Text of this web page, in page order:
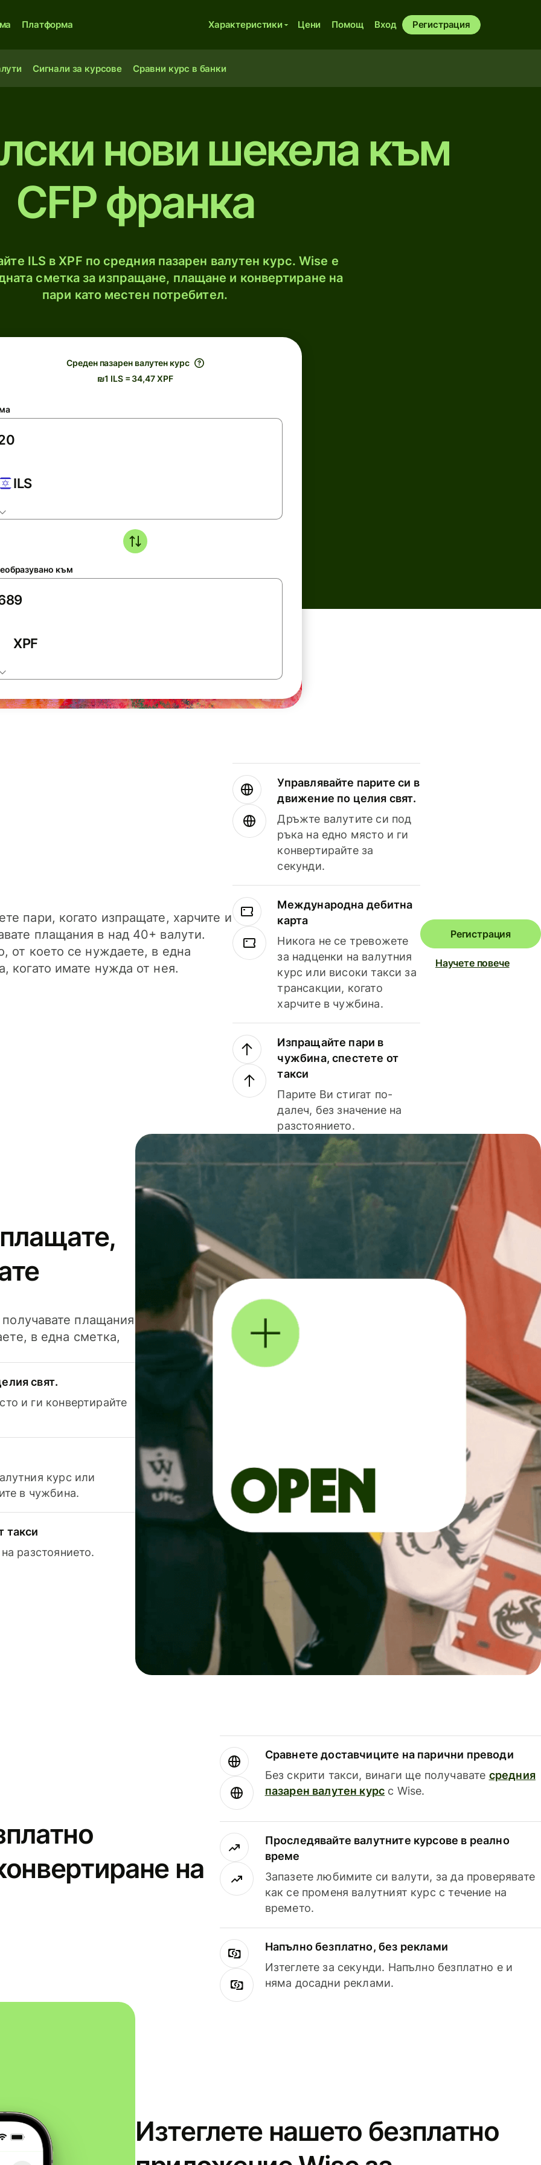
Платформа Характеристики Цени Помощ Вход Регистрация
Сигнали за курсове Сравни курс в банки
нови шекела към
CFP франка
ILS в XPF по средния пазарен валутен курс. Wise е
сметка за изпращане, плащане и конвертиране на
пари като местен потребител.
Среден пазарен валутен курс
₪1 ILS = 34,47 XPF
ILS
към
XPF
пари, когато изпращате, харчите и
плащания в над 40+ валути.
от което се нуждаете, в една
когато имате нужда от нея.
Управлявайте парите си в
движение по целия свят.
Дръжте валутите си под
ръка на едно място и ги
конвертирайте за
секунди.
Международна дебитна
карта
Никога не се тревожете
за надценки на валутния
курс или високи такси за
трансакции, когато
харчите в чужбина.
Изпращайте пари в
чужбина, спестете от
такси
Парите Ви стигат по-
далеч, без значение на
разстоянието.
Регистрация
Научете повече
плащания
в една сметка,
свят.
и ги конвертирайте
курс или
в чужбина.
такси
разстоянието.
на
Сравнете доставчиците на парични преводи
Без скрити такси, винаги ще получавате средния
пазарен валутен курс с Wise.
Проследявайте валутните курсове в реално
време
Запазете любимите си валути, за да проверявате
как се променя валутният курс с течение на
времето.
Напълно безплатно, без реклами
Изтеглете за секунди. Напълно безплатно е и
няма досадни реклами.
Изтеглете нашето безплатно